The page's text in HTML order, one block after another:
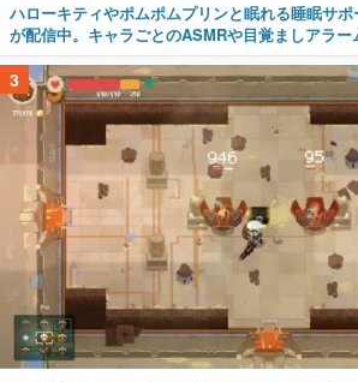
ハローキティやポムポムプリンと眠れる睡眠サポ
が配信中。キャラごとのASMRや目覚ましアラー
3